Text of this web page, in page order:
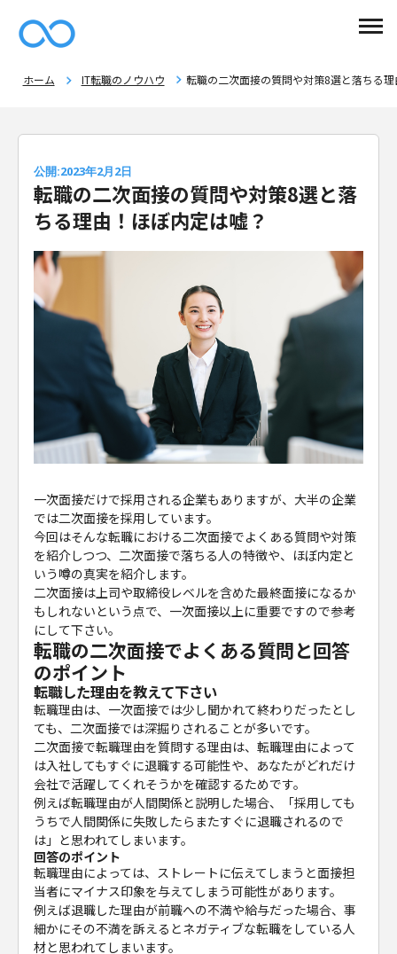
ホーム IT転職のノウハウ 転職の二次面接の質問や対策8選と落ちる
公開:2023年2月2日
転職の二次面接の質問や対策8選と落
ちる理由！ほぼ内定は嘘？
一次面接だけで採用される企業もありますが、大半の企業
では二次面接を採用しています。
今回はそんな転職における二次面接でよくある質問や対策
を紹介しつつ、二次面接で落ちる人の特徴や、ほぼ内定と
いう噂の真実を紹介します。
二次面接は上司や取締役レベルを含めた最終面接になるか
もしれないという点で、一次面接以上に重要ですので参考
にして下さい。
転職の二次面接でよくある質問と回答
のポイント
転職した理由を教えて下さい
転職理由は、一次面接では少し聞かれて終わりだったとし
ても、二次面接では深掘りされることが多いです。
二次面接で転職理由を質問する理由は、転職理由によって
は入社してもすぐに退職する可能性や、あなたがどれだけ
会社で活躍してくれそうかを確認するためです。
例えば転職理由が人間関係と説明した場合、「採用しても
うちで人間関係に失敗したらまたすぐに退職されるので
は」と思われてしまいます。
回答のポイント
転職理由によっては、ストレートに伝えてしまうと面接担
当者にマイナス印象を与えてしまう可能性があります。
例えば退職した理由が前職への不満や給与だった場合、事
細かにその不満を訴えるとネガティブな転職をしている人
材と思われてしまいます。